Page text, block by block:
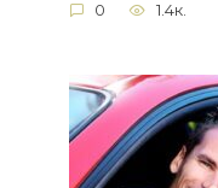
0 1.4к.